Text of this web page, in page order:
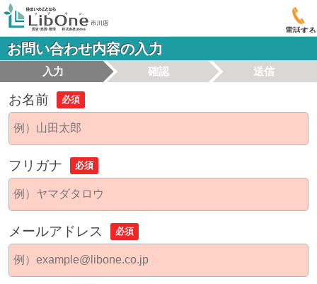
電話する
お問い合わせ内容の入力
入力 確認 送信
お名前 必須
フリガナ 必須
メールアドレス 必須